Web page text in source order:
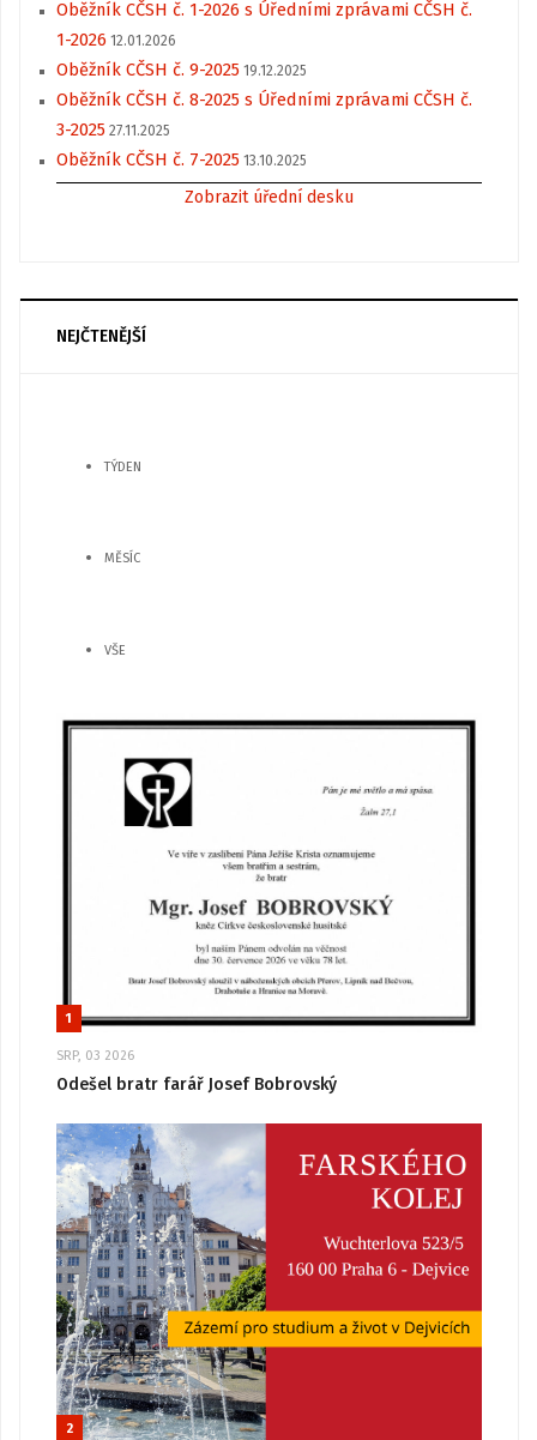
Oběžník CČSH č. 1-2026 s Úředními zprávami CČSH č.
1-2026 12.01.2026
Oběžník CČSH č. 9-2025 19.12.2025
Oběžník CČSH č. 8-2025 s Úředními zprávami CČSH č.
3-2025 27.11.2025
Oběžník CČSH č. 7-2025 13.10.2025
Zobrazit úřední desku
NEJČTENĚJŠÍ
TÝDEN
MĚSÍC
VŠE
1
SRP, 03 2026
Odešel bratr farář Josef Bobrovský
2